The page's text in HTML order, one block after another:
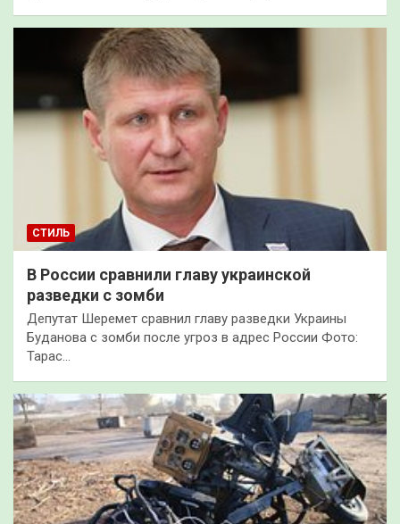
СТИЛЬ
В России сравнили главу украинской
разведки с зомби
Депутат Шеремет сравнил главу разведки Украины
Буданова с зомби после угроз в адрес России Фото:
Тарас…